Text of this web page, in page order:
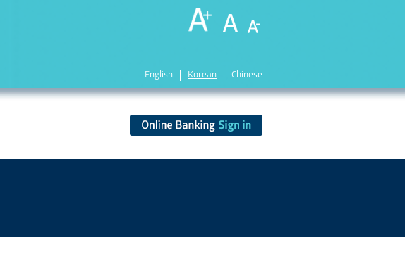
English Korean Chinese